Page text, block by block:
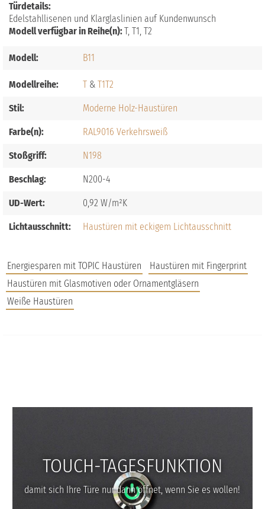
Türdetails:
Edelstahllisenen und Klarglaslinien auf Kundenwunsch
Modell verfügbar in Reihe(n):T, T1, T2
Modell: B11
Modellreihe: T T1T2
Stil: Moderne Holz-Haustüren
Farbe(n): RAL9016 Verkehrsweiß
Stoßgriff: N198
Beschlag: N200-4
UD-Wert: 0,92
Lichtausschnitt: Haustüren mit eckigem Lichtausschnitt
Energiesparen mit TOPIC Haustüren
Haustüren mit Fingerprint
Haustüren mit Glasmotiven oder Ornamentgläsern
Weiße Haustüren
UNTERNEHMEN
TOUCH-TAGESFUNKTION
damit sich Ihre Türe nur dann öffnet, wenn Sie es wollen!